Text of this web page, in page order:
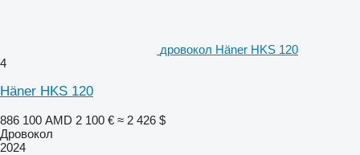
дровокол Häner HKS 120
4
Häner HKS 120
886 100 AMD 2 100 € ≈ 2 426 $
Дровокол
2024